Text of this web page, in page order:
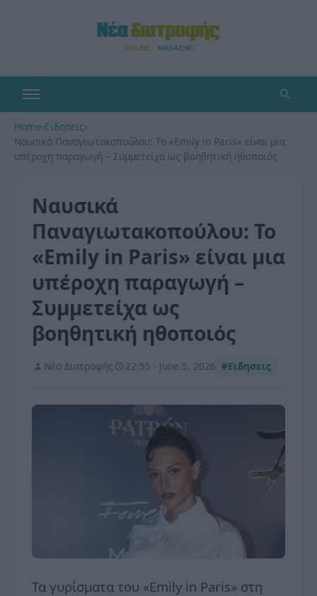
Home›Ειδησεις›
Ναυσικά Παναγιωτακοπούλου: Το «Emily in Paris» είναι μια
υπέροχη παραγωγή – Συμμετείχα ως βοηθητική ηθοποιός
Ναυσικά
Παναγιωτακοπούλου: Το
«Emily in Paris» είναι μια
υπέροχη παραγωγή –
Συμμετείχα ως
βοηθητική ηθοποιός
Νέα Διατροφής 22:55 - June 5, 2026 #Ειδησεις
Τα γυρίσματα του «Emily in Paris» στη